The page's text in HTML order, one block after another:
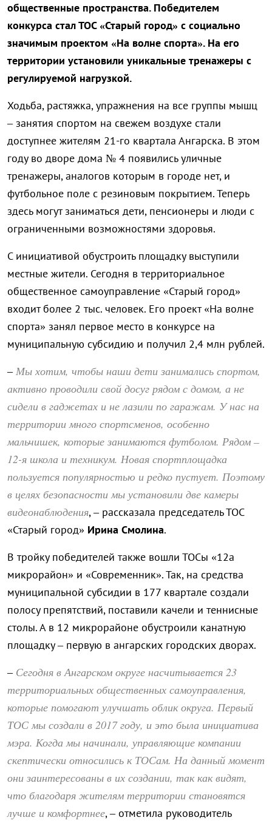
общественные пространства. Победителем
конкурса стал ТОС «Старый город» с социально
значимым проектом «На волне спорта». На его
территории установили уникальные тренажеры с
регулируемой нагрузкой.
Ходьба, растяжка, упражнения на все группы мышц
– занятия спортом на свежем воздухе стали
доступнее жителям 21-го квартала Ангарска. В этом
году во дворе дома № 4 появились уличные
тренажеры, аналогов которым в городе нет, и
футбольное поле с резиновым покрытием. Теперь
здесь могут заниматься дети, пенсионеры и люди с
ограниченными возможностями здоровья.
С инициативой обустроить площадку выступили
местные жители. Сегодня в территориальное
общественное самоуправление «Старый город»
входит более 2 тыс. человек. Его проект «На волне
спорта» занял первое место в конкурсе на
муниципальную субсидию и получил 2,4 млн рублей.
–Мы хотим, чтобы наши дети занимались спортом,
активно проводили свой досуг рядом с домом, а не
сидели в гаджетах и не лазили по гаражам. У нас на
территории много спортсменов, особенно
мальчишек, которые занимаются футболом. Рядом –
12-я школа и техникум. Новая спортплощадка
пользуется популярностью и редко пустует. Поэтому
в целях безопасности мы установили две камеры
видеонаблюдения, – рассказала председатель ТОС
«Старый город» Ирина Смолина.
В тройку победителей также вошли ТОСы «12а
микрорайон» и «Современник». Так, на средства
муниципальной субсидии в 177 квартале создали
полосу препятствий, поставили качели и теннисные
столы. А в 12 микрорайоне обустроили канатную
площадку – первую в ангарских городских дворах.
– Сегодня в Ангарском округе насчитывается 23
территориальных общественных самоуправления,
которые помогают улучшать облик округа. Первый
ТОС мы создали в 2017 году, и это была инициатива
мэра. Когда мы начинали, управляющие компании
скептически относились к ТОСам. На данный момент
они заинтересованы в их создании, так как видят,
что благодаря жителям территории становятся
лучше и комфортнее, – отметила руководитель